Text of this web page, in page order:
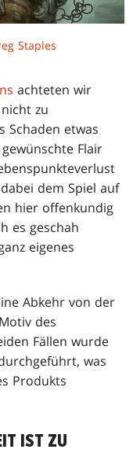
Staples
achteten wir
zu
Schaden etwas
Flair
dem Spiel auf
hier offenkundig
es geschah
eigenes
Abkehr von der
des
Fällen wurde
was
Produkts
IST ZU